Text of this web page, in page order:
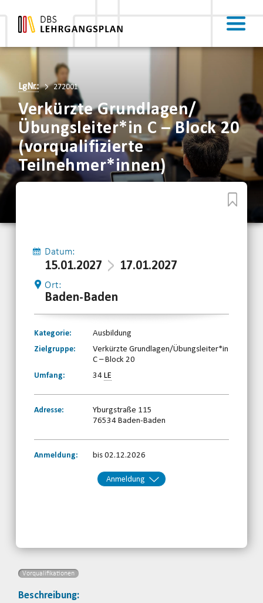
LgNr.: 272001
Verkürzte Grundlagen/
Übungsleiter*in C – Block 20
(vorqualifizierte
Teilnehmer*innen)
Datum:
15.01.2027 17.01.2027
Ort:
Baden-Baden
Kategorie:
Ausbildung
Zielgruppe:
Verkürzte Grundlagen/Übungsleiter*in
C – Block 20
Umfang:
34LE
Adresse:
Yburgstraße 115
76534 Baden-Baden
Anmeldung: bis 02.12.2026
Anmeldung
Vorqualifikationen
Beschreibung: